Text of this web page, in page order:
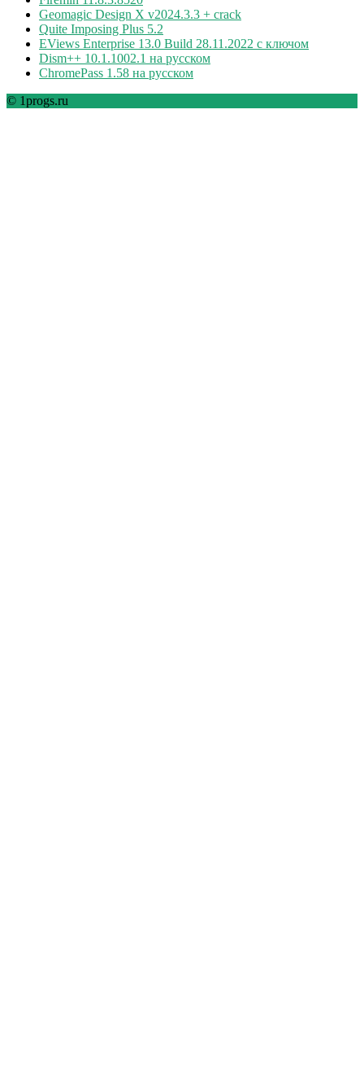
Geomagic Design X v2024.3.3 + crack
Quite Imposing Plus 5.2
EViews Enterprise 13.0 Build 28.11.2022 с ключом
Dism++ 10.1.1002.1 на русском
ChromePass 1.58 на русском
© 1progs.ru